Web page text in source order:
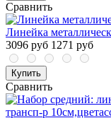
Сравнить
Линейка
3096 руб 1271 руб
Купить
Сравнить